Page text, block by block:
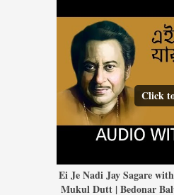
Click
Ei Je Nadi Jay Sagare
Mukul Dutt | Bedonar